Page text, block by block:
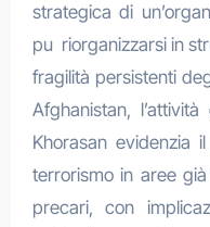
strategica di
pu riorganizzarsi in
fragilità persistenti
Afghanistan,
Khorasan evidenzia
terrorismo in aree
precari, con